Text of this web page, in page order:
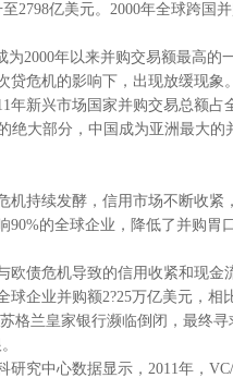
2798亿美元。2000年全球跨国
2000年以来并购交易额最高的
危机的影响下，出现放缓现象
年新兴市场国家并购交易总额占
绝大部分，中国成为亚洲最大的
持续发酵，信用市场不断收紧
的全球企业，降低了并购胃
债危机导致的信用收紧和现金
企业并购额2?25万亿美元，相
格兰皇家银行濒临倒闭，最终
究中心数据显示，2011年，